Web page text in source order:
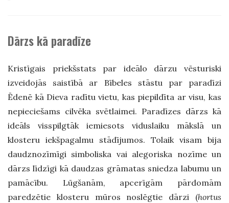
Dārzs kā paradīze
Kristīgais priekšstats par ideālo dārzu vēsturiski
izveidojās saistībā ar Bībeles stāstu par paradīzi
Ēdenē kā Dieva radītu vietu, kas piepildīta ar visu, kas
nepieciešams cilvēka svētlaimei. Paradīzes dārzs kā
ideāls visspilgtāk iemiesots viduslaiku mākslā un
klosteru iekšpagalmu stādījumos. Tolaik visam bija
daudznozīmīgi simboliska vai alegoriska nozīme un
dārzs līdzīgi kā daudzas grāmatas sniedza labumu un
pamācību. Lūgšanām, apcerīgām pārdomām
paredzētie klosteru mūros noslēgtie dārzi (hortus